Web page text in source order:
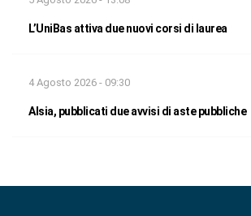
L’UniBas attiva due nuovi corsi di laurea
4 Agosto 2026 - 09:30
Alsia, pubblicati due avvisi di aste pubbliche